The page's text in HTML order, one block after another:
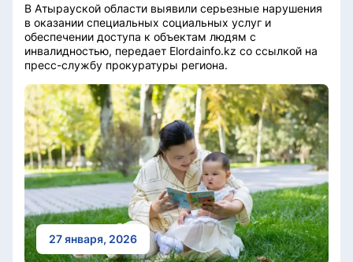
В Атырауской области выявили серьезные нарушения
в оказании специальных социальных услуг и
обеспечении доступа к объектам людям с
инвалидностью, передает Elordainfo.kz со ссылкой на
пресс-службу прокуратуры региона.
27 января, 2026